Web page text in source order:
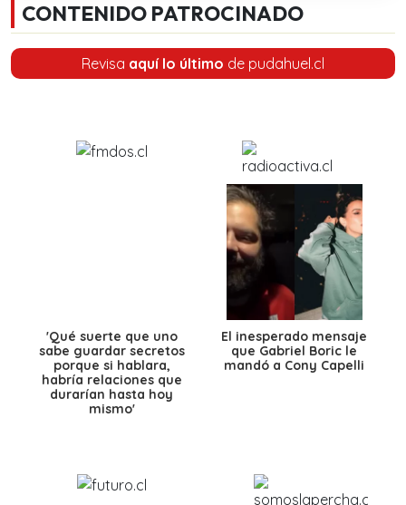
CONTENIDO PATROCINADO
Revisa aquí lo último de pudahuel.cl
'Qué suerte que uno
sabe guardar secretos
porque si hablara,
habría relaciones que
durarían hasta hoy
mismo'
El inesperado mensaje
que Gabriel Boric le
mandó a Cony Capelli